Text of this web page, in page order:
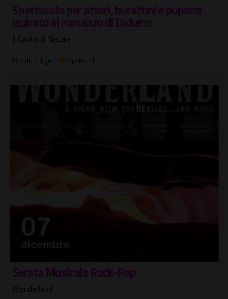
Spettacolo per attori, burattini e pupazzi
ispirato al romanzo di Dickens
Il Canto di Natale
7 dic - 1 gen Spettacoli
Serata Musicale Rock-Pop
Wonderland